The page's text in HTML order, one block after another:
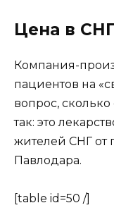
Цена в
Компания-
пациентов на
вопрос, сколько
так: это
жителей СНГ от
Павлодара.
[table id=50 /]